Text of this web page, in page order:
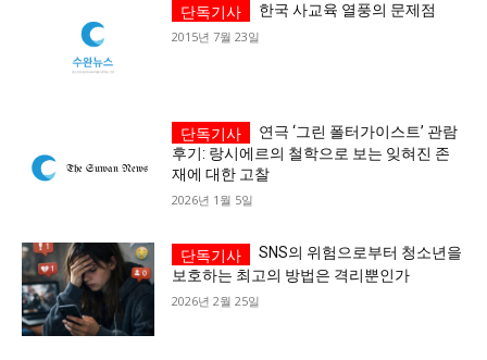
한국 사교육 열풍의 문제점
2015년 7월 23일
연극 ‘그린 폴터가이스트’ 관람
후기: 랑시에르의 철학으로 보는 잊혀진 존
재에 대한 고찰
2026년 1월 5일
SNS의 위험으로부터 청소년을
보호하는 최고의 방법은 격리뿐인가
2026년 2월 25일